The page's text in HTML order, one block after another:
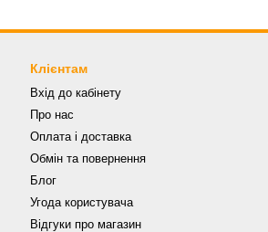
Клієнтам
Вхід до кабінету
Про нас
Оплата і доставка
Обмін та повернення
Блог
Угода користувача
Відгуки про магазин